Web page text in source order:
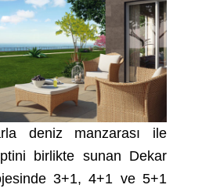
deniz manzarası ile
birlikte sunan Dekar
3+1, 4+1 ve 5+1